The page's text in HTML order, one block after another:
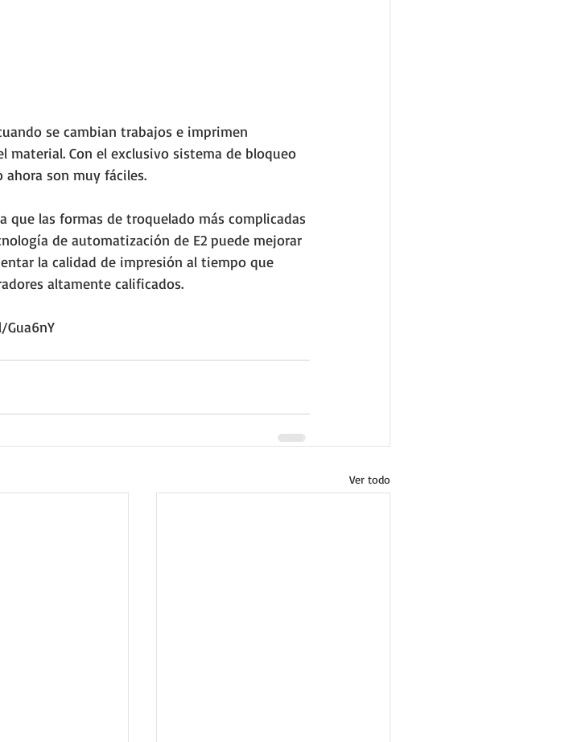
se cambian trabajos e imprimen
material. Con el exclusivo sistema de bloqueo
son muy fáciles.
las formas de troquelado más complicadas
de automatización de E2 puede mejorar
la calidad de impresión al tiempo que
altamente calificados.
Ver todo